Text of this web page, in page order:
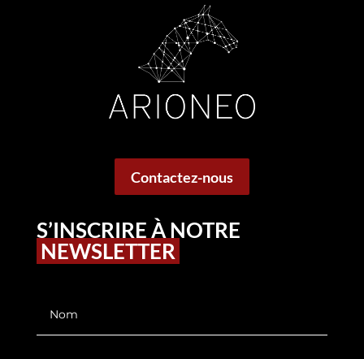
Contactez-nous
S’INSCRIRE À NOTRE
NEWSLETTER